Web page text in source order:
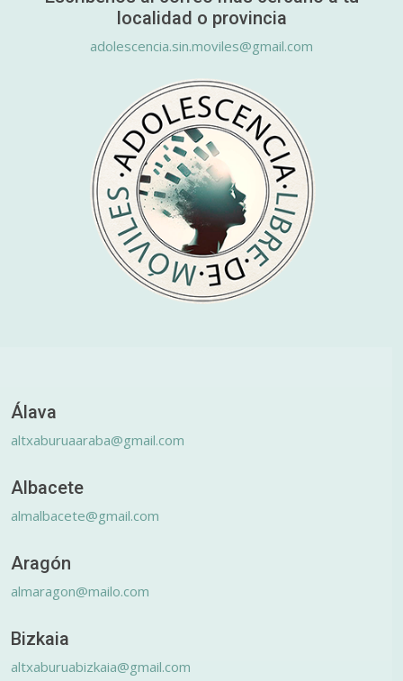
localidad o provincia
adolescencia.sin.moviles@gmail.com
Álava
altxaburuaaraba@gmail.com
Albacete
almalbacete@gmail.com
Aragón
almaragon@mailo.com
Bizkaia
altxaburuabizkaia@gmail.com